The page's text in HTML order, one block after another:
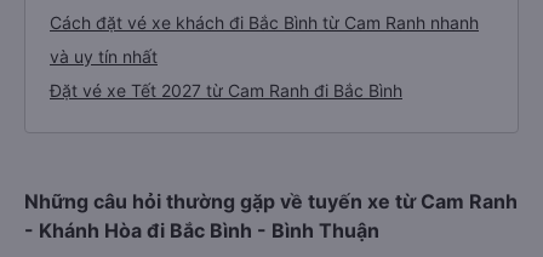
Cách đặt vé xe khách đi Bắc Bình từ Cam Ranh nhanh
và uy tín nhất
Đặt vé xe Tết 2027 từ Cam Ranh đi Bắc Bình
Những câu hỏi thường gặp về tuyến xe từ Cam Ranh
- Khánh Hòa đi Bắc Bình - Bình Thuận